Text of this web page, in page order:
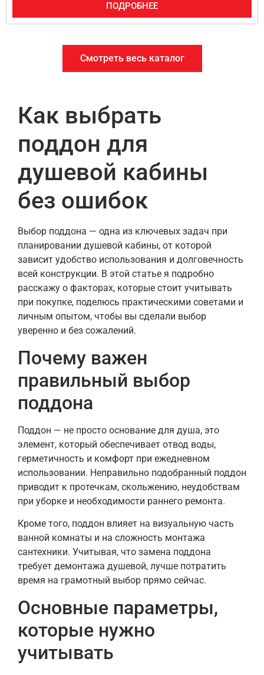
ПОДРОБНЕЕ
Смотреть весь каталог
Как выбрать
поддон для
душевой кабины
без ошибок
Выбор поддона — одна из ключевых задач при
планировании душевой кабины, от которой
зависит удобство использования и долговечность
всей конструкции. В этой статье я подробно
расскажу о факторах, которые стоит учитывать
при покупке, поделюсь практическими советами и
личным опытом, чтобы вы сделали выбор
уверенно и без сожалений.
Почему важен
правильный выбор
поддона
Поддон — не просто основание для душа, это
элемент, который обеспечивает отвод воды,
герметичность и комфорт при ежедневном
использовании. Неправильно подобранный поддон
приводит к протечкам, скольжению, неудобствам
при уборке и необходимости раннего ремонта.
Кроме того, поддон влияет на визуальную часть
ванной комнаты и на сложность монтажа
сантехники. Учитывая, что замена поддона
требует демонтажа душевой, лучше потратить
время на грамотный выбор прямо сейчас.
Основные параметры,
которые нужно
учитывать